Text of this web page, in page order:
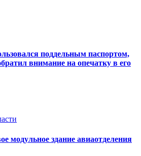
поддельным паспортом,
внимание на опечатку в его
модульное здание авиаотделения